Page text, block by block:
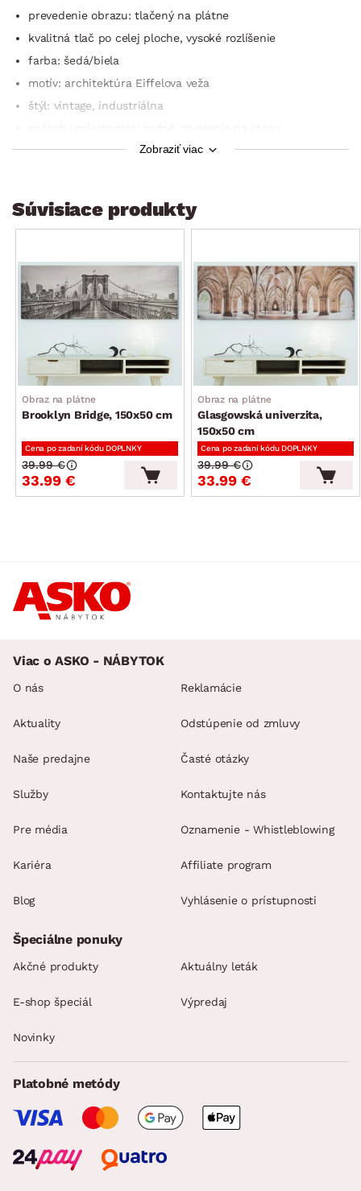
prevedenie obrazu: tlačený na plátne
kvalitná tlač po celej ploche, vysoké rozlíšenie
farba: šedá/biela
motív: architektúra Eiffelova veža
štýl: vintage, industriálna
využitie: nástenná dekorácia do interiéru
Zobraziť viac
Súvisiace produkty
Obraz na plátne
Brooklyn Bridge, 150x50 cm
Cena po zadaní kódu DOPLNKY
33.99 €
39.99 €
Obraz na plátne
Glasgowská univerzita,
150x50 cm
Cena po zadaní kódu DOPLNKY
33.99 €
39.99 €
Viac o ASKO - NÁBYTOK
O nás
Aktuality
Naše predajne
Služby
Pre média
Kariéra
Blog
Reklamácie
Odstúpenie od zmluvy
Časté otázky
Kontaktujte nás
Oznamenie - Whistleblowing
Affiliate program
Vyhlásenie o prístupnosti
Špeciálne ponuky
Akčné produkty Aktuálny leták
E-shop špeciál Výpredaj
Novinky
Platobné metódy